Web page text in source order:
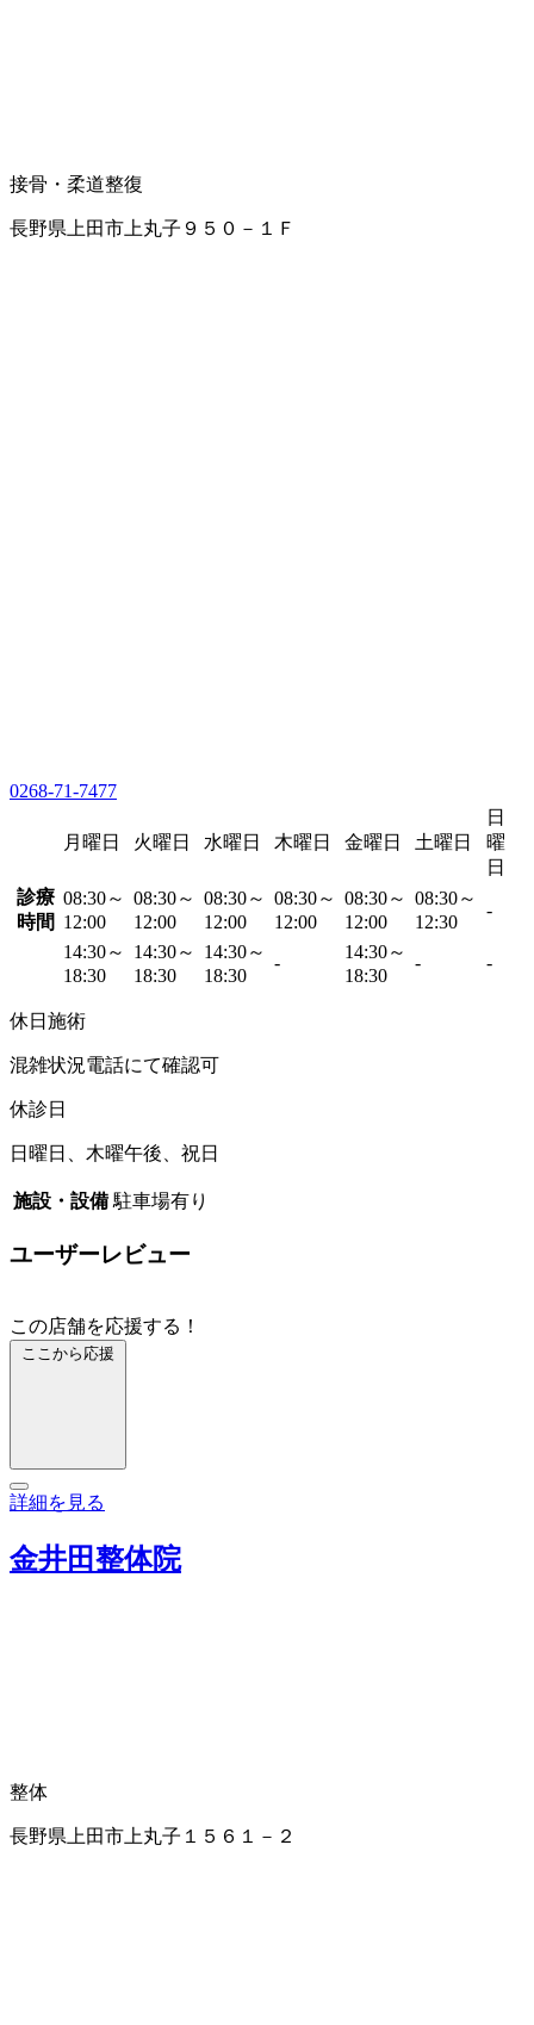
接骨・柔道整復
長野県上田市上丸子９５０－１Ｆ
0268-71-7477
月曜日 火曜日 水曜日 木曜日 金曜日 土曜日
日
曜
日
診療
時間
08:30～
12:00
08:30～
12:00
08:30～
12:00
08:30～
12:00
08:30～
12:00
08:30～
12:30
-
14:30～
18:30
14:30～
18:30
14:30～
18:30
-
14:30～
18:30
- -
休日施術
混雑状況電話にて確認可
休診日
日曜日、木曜午後、祝日
施設・設備 駐車場有り
ユーザーレビュー
この店舗を応援する！
ここから応援
詳細を見る
金井田整体院
整体
長野県上田市上丸子１５６１－２